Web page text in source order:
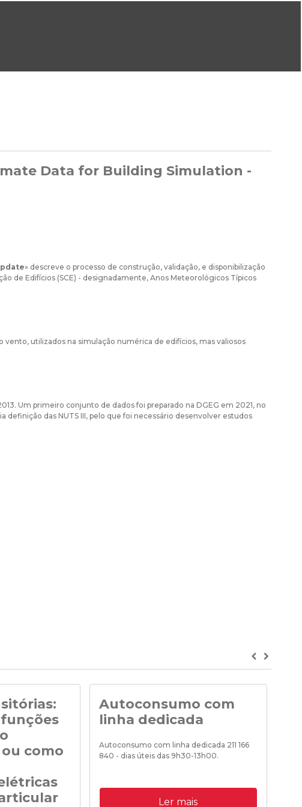
Data for Building Simulation -
» descreve o processo de construção, validação, e disponibilização
de Edifícios (SCE) - designadamente, Anos Meteorológicos Típicos
utilizados na simulação numérica de edifícios, mas valiosos
Um primeiro conjunto de dados foi preparado na DGEG em 2021, no
das NUTS III, pelo que foi necessário desenvolver estudos
Previous
como
Autoconsumo com
linha dedicada
Autoconsumo com linha dedicada 211 166
840 - dias úteis das 9h30-13h00.
09/10/2020 12:00:00Ler mais